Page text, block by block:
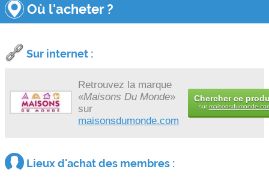
Où l'acheter ?
Sur internet :
Retrouvez la marque
«Maisons Du Monde»
sur
maisonsdumonde.com
Chercher ce
sur
Lieux d'achat des membres :